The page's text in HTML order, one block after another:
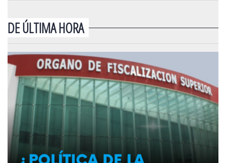
DE ÚLTIMA HORA